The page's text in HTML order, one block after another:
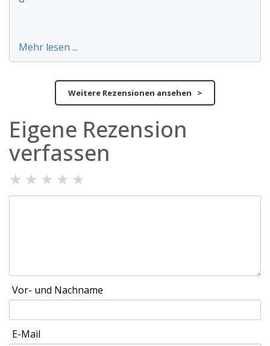
Mehr lesen ...
Weitere Rezensionen ansehen >
Eigene Rezension
verfassen
★ ★ ★ ★ ★
Vor- und Nachname
E-Mail